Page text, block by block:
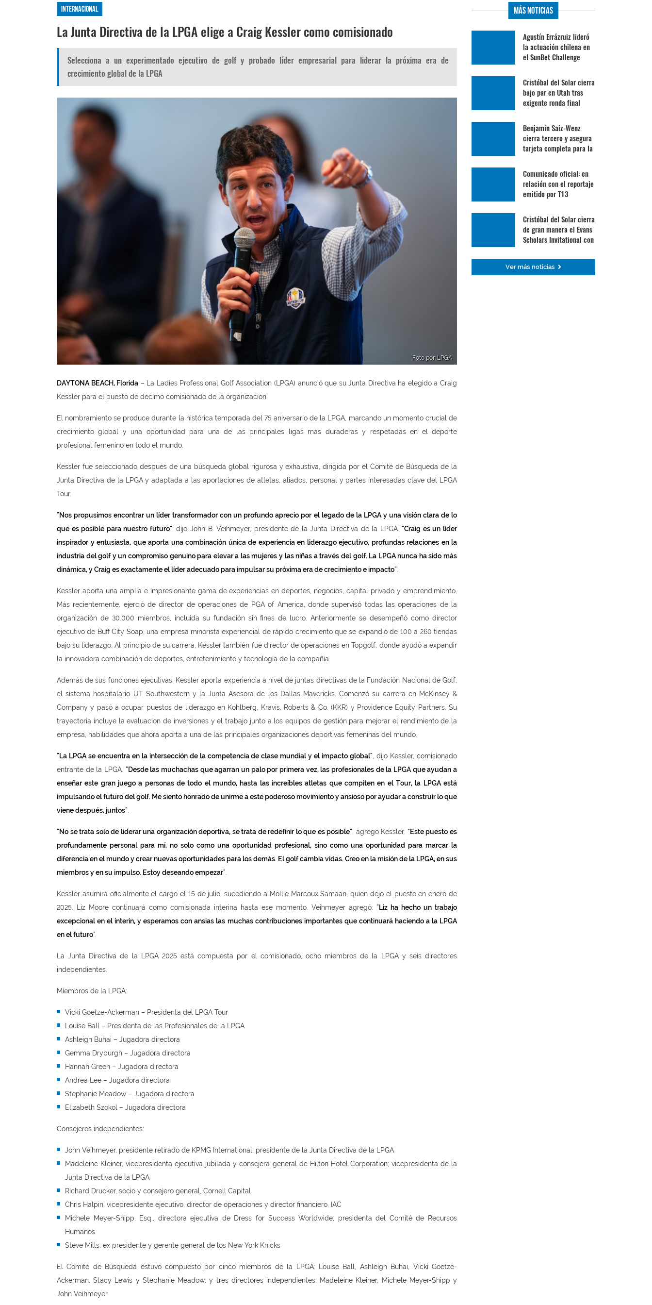
Internacional
La Junta Directiva de la LPGA elige a Craig Kessler como comisionado
Selecciona a un experimentado ejecutivo de golf y probado líder empresarial para liderar la próxima era de
crecimiento global de la LPGA
Foto por: LPGA
DAYTONA BEACH, Florida – La Ladies Professional Golf Association (LPGA) anunció que su Junta Directiva ha elegido a Craig
Kessler para el puesto de décimo comisionado de la organización.
El nombramiento se produce durante la histórica temporada del 75 aniversario de la LPGA, marcando un momento crucial de
crecimiento global y una oportunidad para una de las principales ligas más duraderas y respetadas en el deporte
profesional femenino en todo el mundo.
Kessler fue seleccionado después de una búsqueda global rigurosa y exhaustiva, dirigida por el Comité de Búsqueda de la
Junta Directiva de la LPGA y adaptada a las aportaciones de atletas, aliados, personal y partes interesadas clave del LPGA
Tour.
"Nos propusimos encontrar un líder transformador con un profundo aprecio por el legado de la LPGA y una visión clara de lo
que es posible para nuestro futuro", dijo John B. Veihmeyer, presidente de la Junta Directiva de la LPGA."Craig es un líder
inspirador y entusiasta, que aporta una combinación única de experiencia en liderazgo ejecutivo, profundas relaciones en la
industria del golf y un compromiso genuino para elevar a las mujeres y las niñas a través del golf. La LPGA nunca ha sido más
dinámica, y Craig es exactamente el líder adecuado para impulsar su próxima era de crecimiento e impacto".
Kessler aporta una amplia e impresionante gama de experiencias en deportes, negocios, capital privado y emprendimiento.
Más recientemente, ejerció de director de operaciones de PGA of America, donde supervisó todas las operaciones de la
organización de 30.000 miembros, incluida su fundación sin fines de lucro. Anteriormente se desempeñó como director
ejecutivo de Buff City Soap, una empresa minorista experiencial de rápido crecimiento que se expandió de 100 a 260 tiendas
bajo su liderazgo. Al principio de su carrera, Kessler también fue director de operaciones en Topgolf, donde ayudó a expandir
la innovadora combinación de deportes, entretenimiento y tecnología de la compañía.
Además de sus funciones ejecutivas, Kessler aporta experiencia a nivel de juntas directivas de la Fundación Nacional de Golf,
el sistema hospitalario UT Southwestern y la Junta Asesora de los Dallas Mavericks. Comenzó su carrera en McKinsey &
Company y pasó a ocupar puestos de liderazgo en Kohlberg, Kravis, Roberts & Co. (KKR) y Providence Equity Partners. Su
trayectoria incluye la evaluación de inversiones y el trabajo junto a los equipos de gestión para mejorar el rendimiento de la
empresa, habilidades que ahora aporta a una de las principales organizaciones deportivas femeninas del mundo.
"La LPGA se encuentra en la intersección de la competencia de clase mundial y el impacto global", dijo Kessler, comisionado
entrante de la LPGA. "Desde las muchachas que agarran un palo por primera vez, las profesionales de la LPGA que ayudan a
enseñar este gran juego a personas de todo el mundo, hasta las increíbles atletas que compiten en el Tour, la LPGA está
impulsando el futuro del golf. Me siento honrado de unirme a este poderoso movimiento y ansioso por ayudar a construir lo que
viene después, juntos".
"No se trata solo de liderar una organización deportiva, se trata de redefinir lo que es posible", agregó Kessler. "Este puesto es
profundamente personal para mí, no solo como una oportunidad profesional, sino como una oportunidad para marcar la
diferencia en el mundo y crear nuevas oportunidades para los demás. El golf cambia vidas. Creo en la misión de la LPGA, en sus
miembros y en su impulso. Estoy deseando empezar".
Kessler asumirá oficialmente el cargo el 15 de julio, sucediendo a Mollie Marcoux Samaan, quien dejó el puesto en enero de
2025. Liz Moore continuará como comisionada interina hasta ese momento. Veihmeyer agregó: "Liz ha hecho un trabajo
excepcional en el ínterin, y esperamos con ansias las muchas contribuciones importantes que continuará haciendo a la LPGA
en el futuro".
La Junta Directiva de la LPGA 2025 está compuesta por el comisionado, ocho miembros de la LPGA y seis directores
independientes.
Miembros de la LPGA:
Vicki Goetze-Ackerman – Presidenta del LPGA Tour
Louise Ball – Presidenta de las Profesionales de la LPGA
Ashleigh Buhai – Jugadora directora
Gemma Dryburgh – Jugadora directora
Hannah Green – Jugadora directora
Andrea Lee – Jugadora directora
Stephanie Meadow – Jugadora directora
Elizabeth Szokol – Jugadora directora
Consejeros independientes:
John Veihmeyer, presidente retirado de KPMG International; presidente de la Junta Directiva de la LPGA
Madeleine Kleiner, vicepresidenta ejecutiva jubilada y consejera general de Hilton Hotel Corporation; vicepresidenta de la
Junta Directiva de la LPGA
Richard Drucker, socio y consejero general, Cornell Capital
Chris Halpin, vicepresidente ejecutivo, director de operaciones y director financiero, IAC
Michele Meyer-Shipp, Esq., directora ejecutiva de Dress for Success Worldwide; presidenta del Comité de Recursos
Humanos
Steve Mills, ex presidente y gerente general de los New York Knicks
El Comité de Búsqueda estuvo compuesto por cinco miembros de la LPGA: Louise Ball, Ashleigh Buhai, Vicki Goetze-
Ackerman, Stacy Lewis y Stephanie Meadow; y tres directores independientes: Madeleine Kleiner, Michele Meyer-Shipp y
John Veihmeyer.
Más Noticias
Agustín Errázruiz lideró
la actuación chilena en
el SunBet Challenge
Cristóbal del Solar cierra
bajo par en Utah tras
exigente ronda final
Benjamín Saiz-Wenz
cierra tercero y asegura
tarjeta completa para la
Mexicana
Comunicado oficial: en
relación con el reportaje
emitido por T13
Cristóbal del Solar cierra
de gran manera el Evans
Scholars Invitational con
Ver más noticias